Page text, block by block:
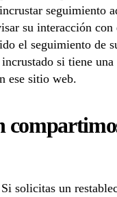
seguimiento
su interacción con
el seguimiento de
si tiene una
ese sitio web.
Si solicitas un